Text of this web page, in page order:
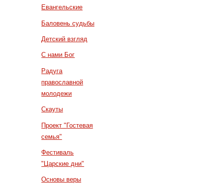
Евангельские
Баловень судьбы
Детский взгляд
С нами Бог
Радуга
православной
молодежи
Скауты
Проект "Гостевая
семья"
Фестиваль
"Царские дни"
Основы веры